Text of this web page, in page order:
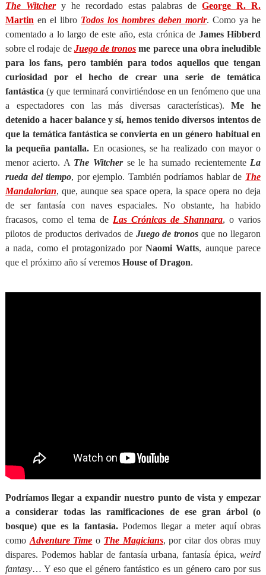
The Witchery he recordado estas palabras deGeorge R. R.
Martin en el libro Todos los hombres deben morir. Como ya he
comentado a lo largo de este año, esta crónica de James Hibberd
sobre el rodaje de Juego de tronos me parece una obra ineludible
para los fans, pero también para todos aquellos que tengan
curiosidad por el hecho de crear una serie de temática
fantástica (y que terminará convirtiéndose en un fenómeno que una
a espectadores con las más diversas características).
Me he
detenido a hacer balance y sí, hemos tenido diversos intentos de
que la temática fantástica se convierta en un género habitual en
la pequeña pantalla. En ocasiones, se ha realizado con mayor o
menor acierto. A The Witcherse le ha sumado recientemente La
rueda del tiempo, por ejemplo. También podríamos hablar de The
Mandalorian, que, aunque sea space opera, la space opera no deja
de ser fantasía con naves espaciales. No obstante, ha habido
fracasos, como el tema de Las Crónicas de Shannara, o varios
pilotos de productos derivados de Juego de tronos que no llegaron
a nada, como el protagonizado porNaomi Watts, aunque parece
que el próximo año sí veremos House of Dragon.
Podríamos llegar a expandir nuestro punto de vista y empezar
a considerar todas las ramificaciones de ese gran árbol (o
bosque) que es la fantasía. Podemos llegar a meter aquí obras
como Adventure Time o The Magicians, por citar dos obras muy
dispares. Podemos hablar de fantasía urbana, fantasía épica,weird
fantasy… Y eso que el género fantástico es un género caro por sus